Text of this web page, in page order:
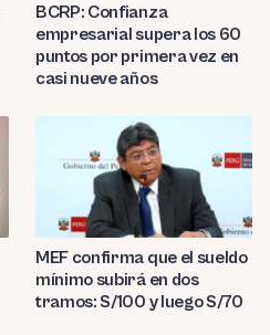
BCRP: Confianza
empresarial supera los 60
puntos por primera vez en
casi nueve años
MEF confirma que el sueldo
mínimo subirá en dos
tramos: S/100 y luego S/70